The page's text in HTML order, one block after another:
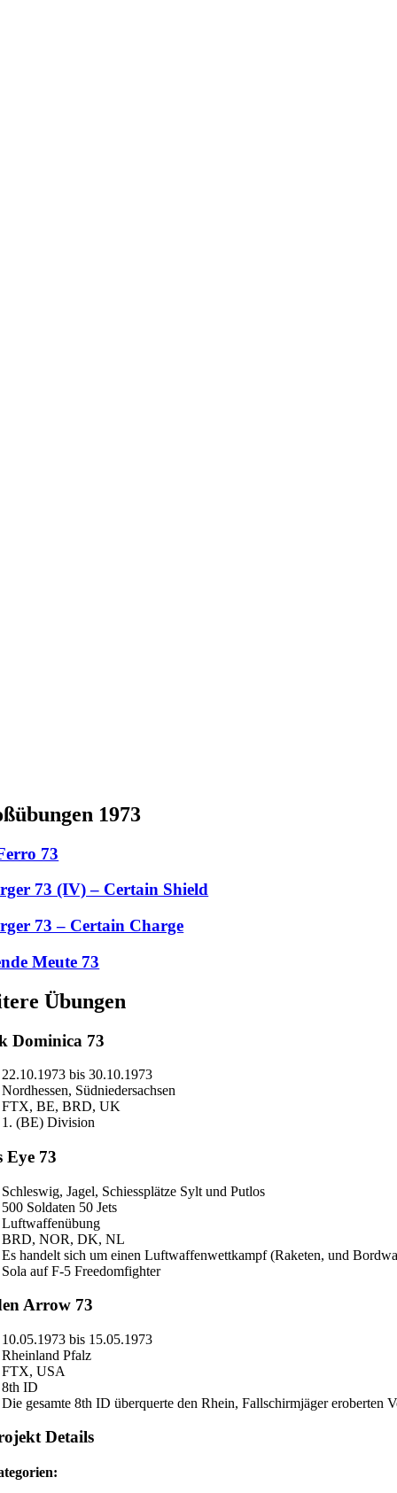
1973
73
73 (IV) – Certain Shield
73 – Certain Charge
Meute 73
Übungen
Dominica 73
22.10.1973 bis 30.10.1973
Nordhessen, Südniedersachsen
FTX, BE, BRD, UK
1. (BE) Division
Eye 73
Schleswig, Jagel, Schiessplätze Sylt und Putlos
500 Soldaten 50 Jets
Luftwaffenübung
BRD, NOR, DK, NL
Es handelt sich um einen Luftwaffenwettkampf (Raketen, und
Sola auf F-5 Freedomfighter
Arrow 73
10.05.1973 bis 15.05.1973
Rheinland Pfalz
FTX, USA
8th ID
Die gesamte 8th ID überquerte den Rhein, Fallschirmjäger eroberten
Details